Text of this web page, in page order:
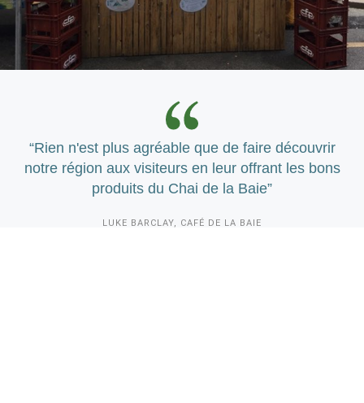
“Rien n'est plus agréable que de faire découvrir
notre région aux visiteurs en leur offrant les bons
produits du Chai de la Baie”
LUKE BARCLAY, CAFÉ DE LA BAIE